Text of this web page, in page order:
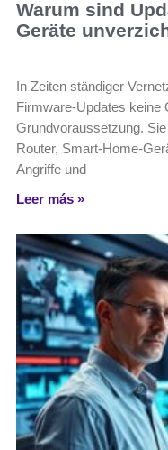
Warum sind
Geräte
In Zeiten ständiger
Firmware-Updates keine
Grundvoraussetzung.
Router, Smart-Home-
Angriffe und
Leer más »